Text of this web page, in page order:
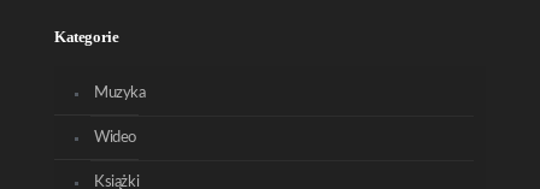
Kategorie
Muzyka
Wideo
Książki